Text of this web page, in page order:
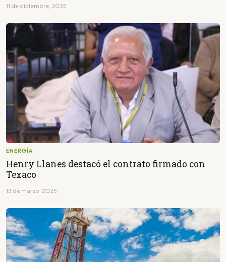
11 de diciembre, 2025
ENERGÍA
Henry Llanes destacó el contrato firmado con
Texaco
13 de marzo, 2025